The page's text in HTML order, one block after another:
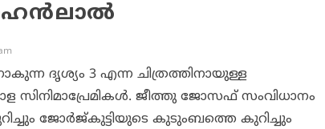
ദൃശ്യം 3 എന്ന ചിത്രത്തിനായുള്ള
സിനിമാപ്രേമികൾ. ജീത്തു ജോസഫ് സംവിധാനം
ജോർജ്‌കുട്ടിയുടെ കുടുംബത്തെ കുറിച്ചും